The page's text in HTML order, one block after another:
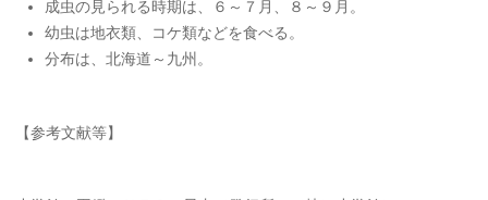
成虫の見られる時期は、６～７月、８～９月。
幼虫は地衣類、コケ類などを食べる。
分布は、北海道～九州。
【参考文献等】